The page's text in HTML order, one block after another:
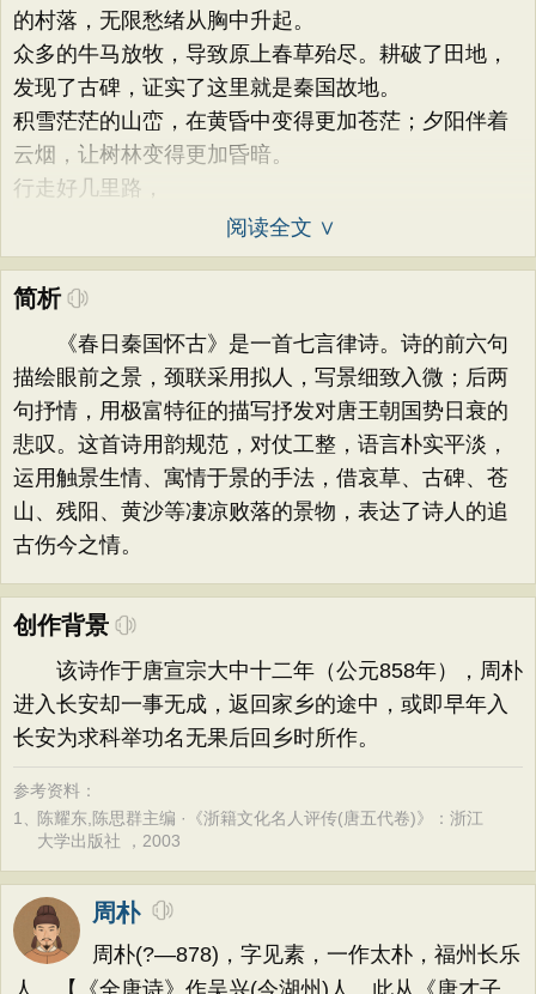
的村落，无限愁绪从胸中升起。
众多的牛马放牧，导致原上春草殆尽。耕破了田地，
发现了古碑，证实了这里就是秦国故地。
积雪茫茫的山峦，在黄昏中变得更加苍茫；夕阳伴着
云烟，让树林变得更加昏暗。
行走好几里路，
阅读全文 ∨
简析
《春日秦国怀古》是一首七言律诗。诗的前六句
描绘眼前之景，颈联采用拟人，写景细致入微；后两
句抒情，用极富特征的描写抒发对唐王朝国势日衰的
悲叹。这首诗用韵规范，对仗工整，语言朴实平淡，
运用触景生情、寓情于景的手法，借哀草、古碑、苍
山、残阳、黄沙等凄凉败落的景物，表达了诗人的追
古伤今之情。
创作背景
该诗作于唐宣宗大中十二年（公元858年），周朴
进入长安却一事无成，返回家乡的途中，或即早年入
长安为求科举功名无果后回乡时所作。
参考资料：
1、 陈耀东,陈思群主编 ·《浙籍文化名人评传(唐五代卷)》：浙江
大学出版社 ，2003
周朴
周朴(?—878)，字见素，一作太朴，福州长乐
人。【《全唐诗》作吴兴(今湖州)人。此从《唐才子